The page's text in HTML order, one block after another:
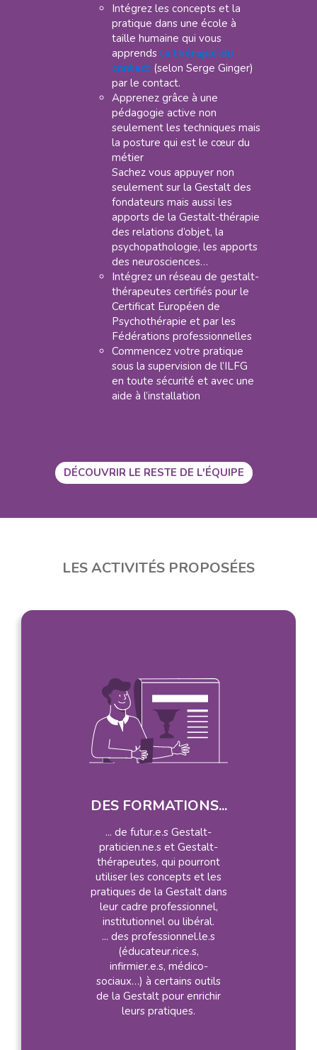
Intégrez les concepts et la
pratique dans une école à
taille humaine qui vous
apprends la thérapie du
contact (selon Serge Ginger)
par le contact.
Apprenez grâce à une
pédagogie active non
seulement les techniques mais
la posture qui est le cœur du
métier
Sachez vous appuyer non
seulement sur la Gestalt des
fondateurs mais aussi les
apports de la Gestalt-thérapie
des relations d’objet, la
psychopathologie, les apports
des neurosciences…
Intégrez un réseau de gestalt-
thérapeutes certifiés pour le
Certificat Européen de
Psychothérapie et par les
Fédérations professionnelles
Commencez votre pratique
sous la supervision de l’ILFG
en toute sécurité et avec une
aide à l’installation
DÉCOUVRIR LE RESTE DE L'ÉQUIPE
LES ACTIVITÉS PROPOSÉES
DES FORMATIONS...
... de futur.e.s Gestalt-
praticien.ne.s et Gestalt-
thérapeutes, qui pourront
utiliser les concepts et les
pratiques de la Gestalt dans
leur cadre professionnel,
institutionnel ou libéral.
... des professionnel.le.s
(éducateur.rice.s,
infirmier.e.s, médico-
sociaux…) à certains outils
de la Gestalt pour enrichir
leurs pratiques.